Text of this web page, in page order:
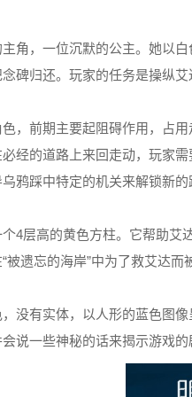
角，一位沉默的公主。她以
碑归还。玩家的任务是操纵
，前期主要起阻碍作用，占
经的道路上来回走动，玩家
鸦踩中特定的机关来解锁新的
4层高的黄色方柱。它帮助
被遗忘的海岸”中为了救艾达
没有实体，以人形的蓝色图
说一些神秘的话来揭示游戏